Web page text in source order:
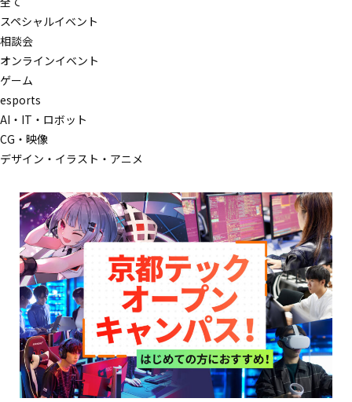
スペシャルイベント
相談会
オンラインイベント
ゲーム
esports
AI・IT・ロボット
CG・映像
デザイン・イラスト・アニメ